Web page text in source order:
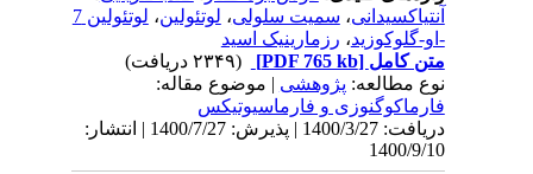
آنتیاکسیدانی،سمیت سلولی،لوتئولین،
لوتئولین 7
-او-گلوکوزید، رزمارینیک اسید
متن کامل[PDF 765 kb]
(۲۳۴۹ دریافت)
نوع مطالعه:پژوهشی| موضوع مقاله:
فارماكوگنوزی و فارماسيوتيكس
دریافت: 1400/3/27 | پذیرش: 1400/7/27 | انتشار:
1400/9/10